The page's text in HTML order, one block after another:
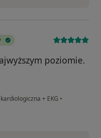
poziomie.
+ EKG •